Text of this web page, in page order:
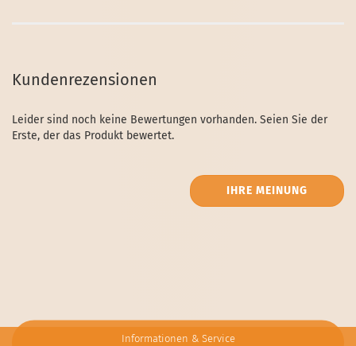
Kundenrezensionen
Leider sind noch keine Bewertungen vorhanden. Seien Sie der
Erste, der das Produkt bewertet.
IHRE MEINUNG
Informationen & Service